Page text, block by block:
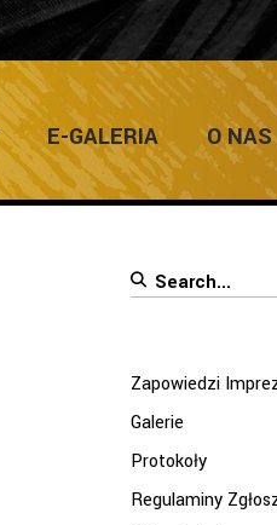
E-GALERIA O NAS
Home/Posts tagged
Search
Zapowiedzi
Galerie
Protokoły
Regulaminy